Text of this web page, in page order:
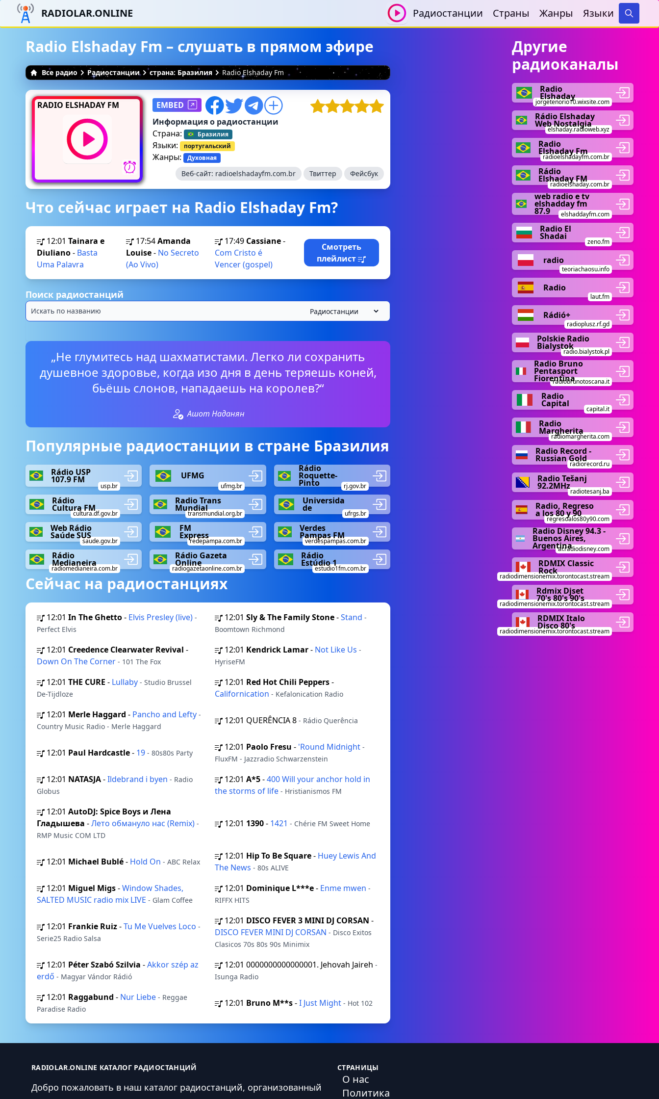
RADIOLAR.ONLINE Радиостанции Страны Жанры Языки
Search
Radio Elshaday Fm – слушать в прямом эфире
Все радио Радиостанции страна: Бразилия Radio Elshaday Fm
RADIO ELSHADAY FM
EMBED
Информация о радиостанции
Страна:
Бразилия
Языки: португальский
Жанры: Духовная
Веб-сайт: radioelshadayfm.com.br Твиттер Фейсбук
Что сейчас играет на Radio Elshaday Fm?
12:01 Tainara e
Diuliano- Basta
Uma Palavra
17:54 Amanda
Louise- No Secreto
(Ao Vivo)
17:49 Cassiane-
Com Cristo é
Vencer (gospel)
Смотреть
плейлист
Поиск радиостанций
„Не глумитесь над шахматистами. Легко ли сохранить
душевное здоровье, когда изо дня в день теряешь коней,
бьёшь слонов, нападаешь на королев?“
Ашот Наданян
Популярные радиостанции в стране Бразилия
Rádio USP
107.9 FM
usp.br
UFMG
ufmg.br
Rádio
Roquette-
Pinto rj.gov.br
Rádio
Cultura FM
cultura.df.gov.br
Radio Trans
Mundial
transmundial.org.br
Universida
de
ufrgs.br
Web Rádio
Saúde SUS
saude.gov.br
FM
Express
redepampa.com.br
Verdes
Pampas FM
verdespampas.com.br
Rádio
Medianeira
radiomedianeira.com.br
Rádio Gazeta
Online
radiogazetaonline.com.br
Rádio
Estúdio 1
estudio1fm.com.br
Сейчас на радиостанциях
12:01 In The Ghetto- Elvis Presley (live) -
Perfect Elvis
12:01 Sly & The Family Stone-Stand -
Boomtown Richmond
12:01 Creedence Clearwater Revival -
Down On The Corner - 101 The Fox
12:01 Kendrick Lamar- Not Like Us -
HyriseFM
12:01 THE CURE - Lullaby - Studio Brussel
De-Tijdloze
12:01 Red Hot Chili Peppers-
Californication - Kefalonication Radio
12:01 Merle Haggard - Pancho and Lefty -
Country Music Radio - Merle Haggard
12:01 QUERÊNCIA 8 - Rádio Querência
12:01 Paul Hardcastle- 19 - 80s80s Party
12:01 Paolo Fresu - 'Round Midnight -
FluxFM - Jazzradio Schwarzenstein
12:01 NATASJA-Ildebrand i byen - Radio
Globus
12:01 A*5-400 Will your anchor hold in
the storms of life - Hristianismos FM
12:01 AutoDJ: Spice Boys и Лена
Гладышева -Лето обмануло нас (Remix) -
RMP Music COM LTD
12:01 1390- 1421 - Chérie FM Sweet Home
12:01 Michael Bublé- Hold On - ABC Relax
12:01 Hip To Be Square- Huey Lewis And
The News - 80s ALIVE
12:01 Miguel Migs-Window Shades,
SALTED MUSIC radio mix LIVE - Glam Coffee
12:01 Dominique L***e- Enme mwen -
RIFFX HITS
12:01 Frankie Ruiz-Tu Me Vuelves Loco -
Serie25 Radio Salsa
12:01 DISCO FEVER 3 MINI DJ CORSAN -
DISCO FEVER MINI DJ CORSAN - Disco Exitos
Clasicos 70s 80s 90s Minimix
12:01 Péter Szabó Szilvia -Akkor szép az
erdő - Magyar Vándor Rádió
12:01 0000000000000001. Jehovah Jaireh -
Isunga Radio
12:01 Raggabund - Nur Liebe - Reggae
Paradise Radio
12:01 Bruno M**s-I Just Might - Hot 102
Другие
радиоканалы
Radio
Elshaday
jorgetenorio10.wixsite.com
Rádio Elshaday
Web Nostalgia
elshaday.radioweb.xyz
Radio
Elshaday Fm
radioelshadayfm.com.br
Rádio
Elshaday FM
radioelshaday.com.br
web radio e tv
elshadday fm
87.9 elshaddayfm.com
Radio El
Shadai
zeno.fm
radio
teoriachaosu.info
Radio
laut.fm
Rádió+
radioplusz.rf.gd
Polskie Radio
Bialystok
radio.bialystok.pl
Radio Bruno
Pentasport
Fiorentina
radiobrunotoscana.it
Radio
Capital
capital.it
Radio
Margherita
radiomargherita.com
Radio Record -
Russian Gold
radiorecord.ru
Radio Tešanj
92.2MHz
radiotesanj.ba
Radio, Regreso
a los 80 y 90
regresoalos80y90.com
Radio Disney 94.3 -
Buenos Aires,
Argentinaar.radiodisney.com
RDMIX Classic
Rock
radiodimensionemix.torontocast.stream
Rdmix Djset
70's 80's 90's
radiodimensionemix.torontocast.stream
RDMIX Italo
Disco 80's
radiodimensionemix.torontocast.stream
RADIOLAR.ONLINE КАТАЛОГ РАДИОСТАНЦИЙ
Добро пожаловать в наш каталог радиостанций, организованный
СТРАНИЦЫ
О нас
Политика